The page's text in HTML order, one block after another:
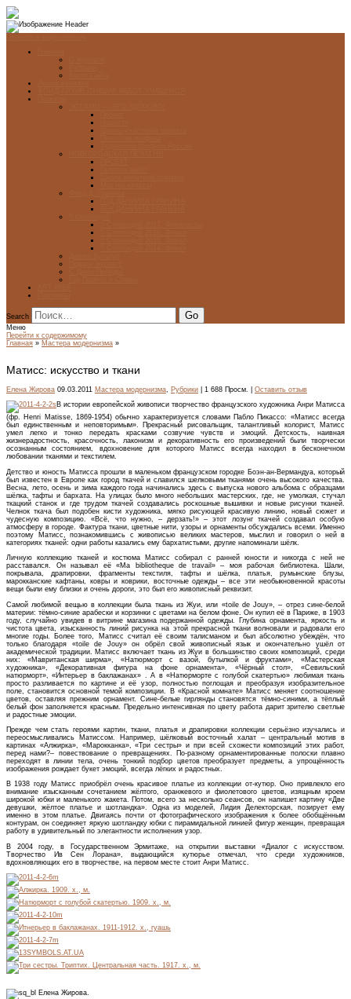
Search
Меню
Перейти к содержимому
Главная » Мастера модернизма »
Матисс: искусство и ткани
Елена Жирова 09.03.2011 Мастера модернизма, Рубрики | 1 688 Просм. | Оставить отзыв
В истории европейской живописи творчество французского художника Анри Матисса
(фр. Henri Matisse, 1869-1954) обычно характеризуется словами Пабло Пикассо: «Матисс всегда
был единственным и неповторимым». Прекрасный рисовальщик, талантливый колорист, Матисс
умел легко и тонко передать красками созвучие чувств и эмоций. Детскость, наивная
жизнерадостность, красочность, лаконизм и декоративность его произведений были творчески
осознанным состоянием, вдохновение для которого Матисс всегда находил в бесконечном
любовании тканями и текстилем.
Детство и юность Матисса прошли в маленьком французском городке Боэн-ан-Вермандуа, который
был известен в Европе как город ткачей и славился шелковыми тканями очень высокого качества.
Весна, лето, осень и зима каждого года начинались здесь с выпуска нового альбома с образцами
шёлка, тафты и бархата. На улицах было много небольших мастерских, где, не умолкая, стучал
ткацкий станок и где трудом ткачей создавались роскошные вышивки и новые рисунки тканей.
Челнок ткача был подобен кисти художника, мягко рисующей красивую линию, новый сюжет и
чудесную композицию. «Всё, что нужно, – дерзать!» – этот лозунг ткачей создавал особую
атмосферу в городе. Фактура ткани, цветные нити, узоры и орнаменты обсуждались всеми. Именно
поэтому Матисс, познакомившись с живописью великих мастеров, мыслил и говорил о ней в
категориях тканей: одни работы казались ему бархатистыми, другие напоминали шёлк.
Личную коллекцию тканей и костюма Матисс собирал с ранней юности и никогда с ней не
расставался. Он называл её «Ma bibliotheque de travail» – моя рабочая библиотека. Шали,
покрывала, драпировки, фрагменты текстиля, тафты и шёлка, платья, румынские блузы,
марокканские кафтаны, ковры и коврики, восточные одежды – все эти необыкновенной красоты
вещи были ему близки и очень дороги, это был его живописный реквизит.
Самой любимой вещью в коллекции была ткань из Жуи, или «toile de Jouy», – отрез сине-белой
материи: тёмно-синие арабески и корзинки с цветами на белом фоне. Он купил её в Париже, в 1903
году, случайно увидев в витрине магазина подержанной одежды. Глубина орнамента, яркость и
чистота цвета, изысканность линий рисунка на этой прекрасной ткани волновали и радовали его
многие годы. Более того, Матисс считал её своим талисманом и был абсолютно убеждён, что
только благодаря «toile de Jouy» он обрёл свой живописный язык и окончательно ушёл от
академической традиции. Матисс включает ткань из Жуи в большинство своих композиций, среди
них: «Мавританская ширма», «Натюрморт с вазой, бутылкой и фруктами», «Мастерская
художника», «Декоративная фигура на фоне орнамента», «Чёрный стол», «Севильский
натюрморт», «Интерьер в баклажанах» . А в «Натюрморте с голубой скатертью» любимая ткань
просто разливается по картине и её узор, полностью поглощая и преобразуя изобразительное
поле, становится основной темой композиции. В «Красной комнате» Матисс меняет соотношение
цветов, оставляя прежним орнамент. Сине-белые гирлянды становятся тёмно-синими, а тёплый
белый фон заполняется красным. Предельно интенсивная по цвету работа дарит зрителю светлые
и радостные эмоции.
Прежде чем стать героями картин, ткани, платья и драпировки коллекции серьёзно изучались и
переосмысливались Матиссом. Например, шёлковый восточный халат – центральный мотив в
картинах «Алжирка», «Марокканка», «Три сестры» и при всей схожести композиций этих работ,
перед нами?– повествование о превращениях. По-разному орнаментированные полоски плавно
переходят в линии тела, очень тонкий подбор цветов преобразует предметы, а упрощённость
изображения рождает букет эмоций, всегда лёгких и радостных.
В 1938 году Матисс приобрёл очень красивое платье из коллекции от-кутюр. Оно привлекло его
внимание изысканным сочетанием жёлтого, оранжевого и фиолетового цветов, изящным кроем
широкой юбки и маленького жакета. Потом, всего за несколько сеансов, он напишет картину «Две
девушки, жёлтое платье и шотландка». Одна из моделей, Лидия Делекторская, позирует ему
именно в этом платье. Двигаясь почти от фотографического изображения к более обобщённым
контурам, он соединяет яркую шотландку юбки с пирамидальной линией фигур женщин, превращая
работу в удивительный по элегантности исполнения узор.
В 2004 году, в Государственном Эрмитаже, на открытии выставки «Диалог с искусством.
Творчество Ив Сен Лорана», выдающийся кутюрье отмечал, что среди художников,
вдохновляющих его в творчестве, на первом месте стоит Анри Матисс.
Елена Жирова.